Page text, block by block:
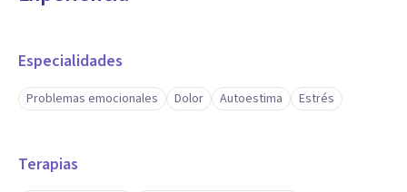
Especialidades
Problemas emocionales Dolor Autoestima Estrés
Terapias